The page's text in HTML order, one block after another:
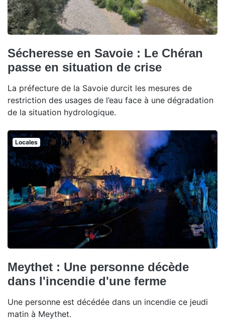
Sécheresse en Savoie : Le Chéran
passe en situation de crise
La préfecture de la Savoie durcit les mesures de
restriction des usages de l’eau face à une dégradation
de la situation hydrologique.
Locales
Meythet : Une personne décède
dans l'incendie d'une ferme
Une personne est décédée dans un incendie ce jeudi
matin à Meythet.